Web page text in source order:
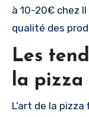
à 10-20€ chez
qualité des
Les
la
L’art de la